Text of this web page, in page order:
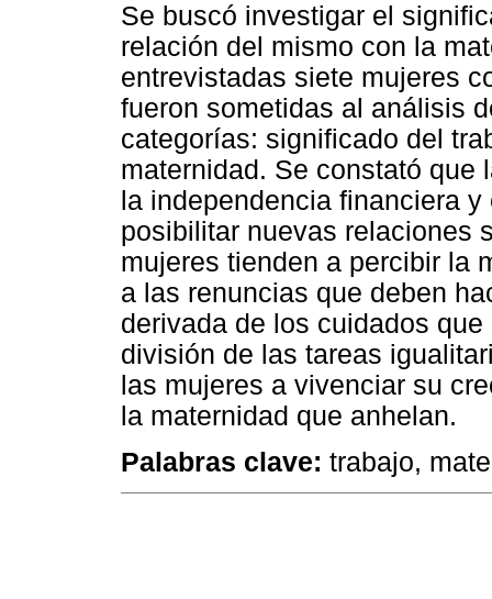
Se buscó investigar el
relación del mismo con la
entrevistadas siete mujeres
fueron sometidas al análisis
categorías: significado del
maternidad. Se constató que
la independencia financiera
posibilitar nuevas relaciones
mujeres tienden a percibir la
a las renuncias que deben
derivada de los cuidados
división de las tareas
las mujeres a vivenciar su
la maternidad que anhelan.
Palabras clave: trabajo,